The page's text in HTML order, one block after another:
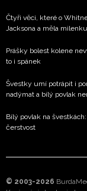
Čtyři věci, které o
Jacksona a měla milenku
Prášky bolest kolene
to i spánek
Švestky umí potrápit i
nadýmat a bílý povlak
Bílý povlak na
čerstvost
© 2003-2026